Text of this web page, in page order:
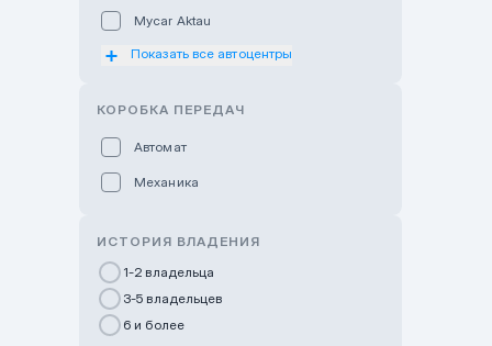
Mycar Aktau
Mycar Uralsk
GWM Nurly Zhol
Chery Astana
Показать все автоцентры
КОРОБКА ПЕРЕДАЧ
Автомат
Механика
ИСТОРИЯ ВЛАДЕНИЯ
1-2 владельца
3-5 владельцев
6 и более